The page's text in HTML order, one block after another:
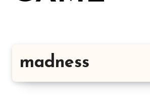
madness